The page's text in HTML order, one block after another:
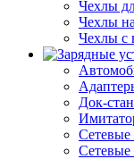
Чехлы
Чехлы
Чехлы с
Док-
Сетевые